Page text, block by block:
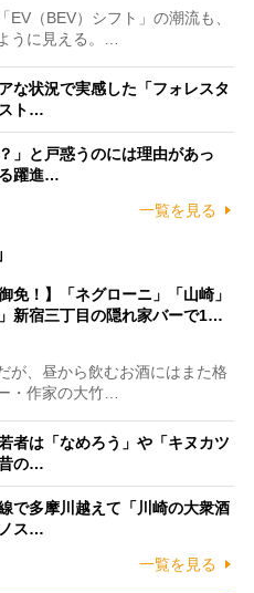
（BEV）シフト」の潮流も、
うに見える。…
な状況で実感した「フォレスタ
ト…
」と戸惑うのには理由があっ
躍進…
一覧を見る
免！】「ネグローニ」「山崎」
」新宿三丁目の隠れ家バーで1…
、昼から飲むお酒にはまた格
・作家の大竹…
者は「なめろう」や「キヌカツ
の…
で多摩川越えて「川崎の大衆酒
ス…
一覧を見る